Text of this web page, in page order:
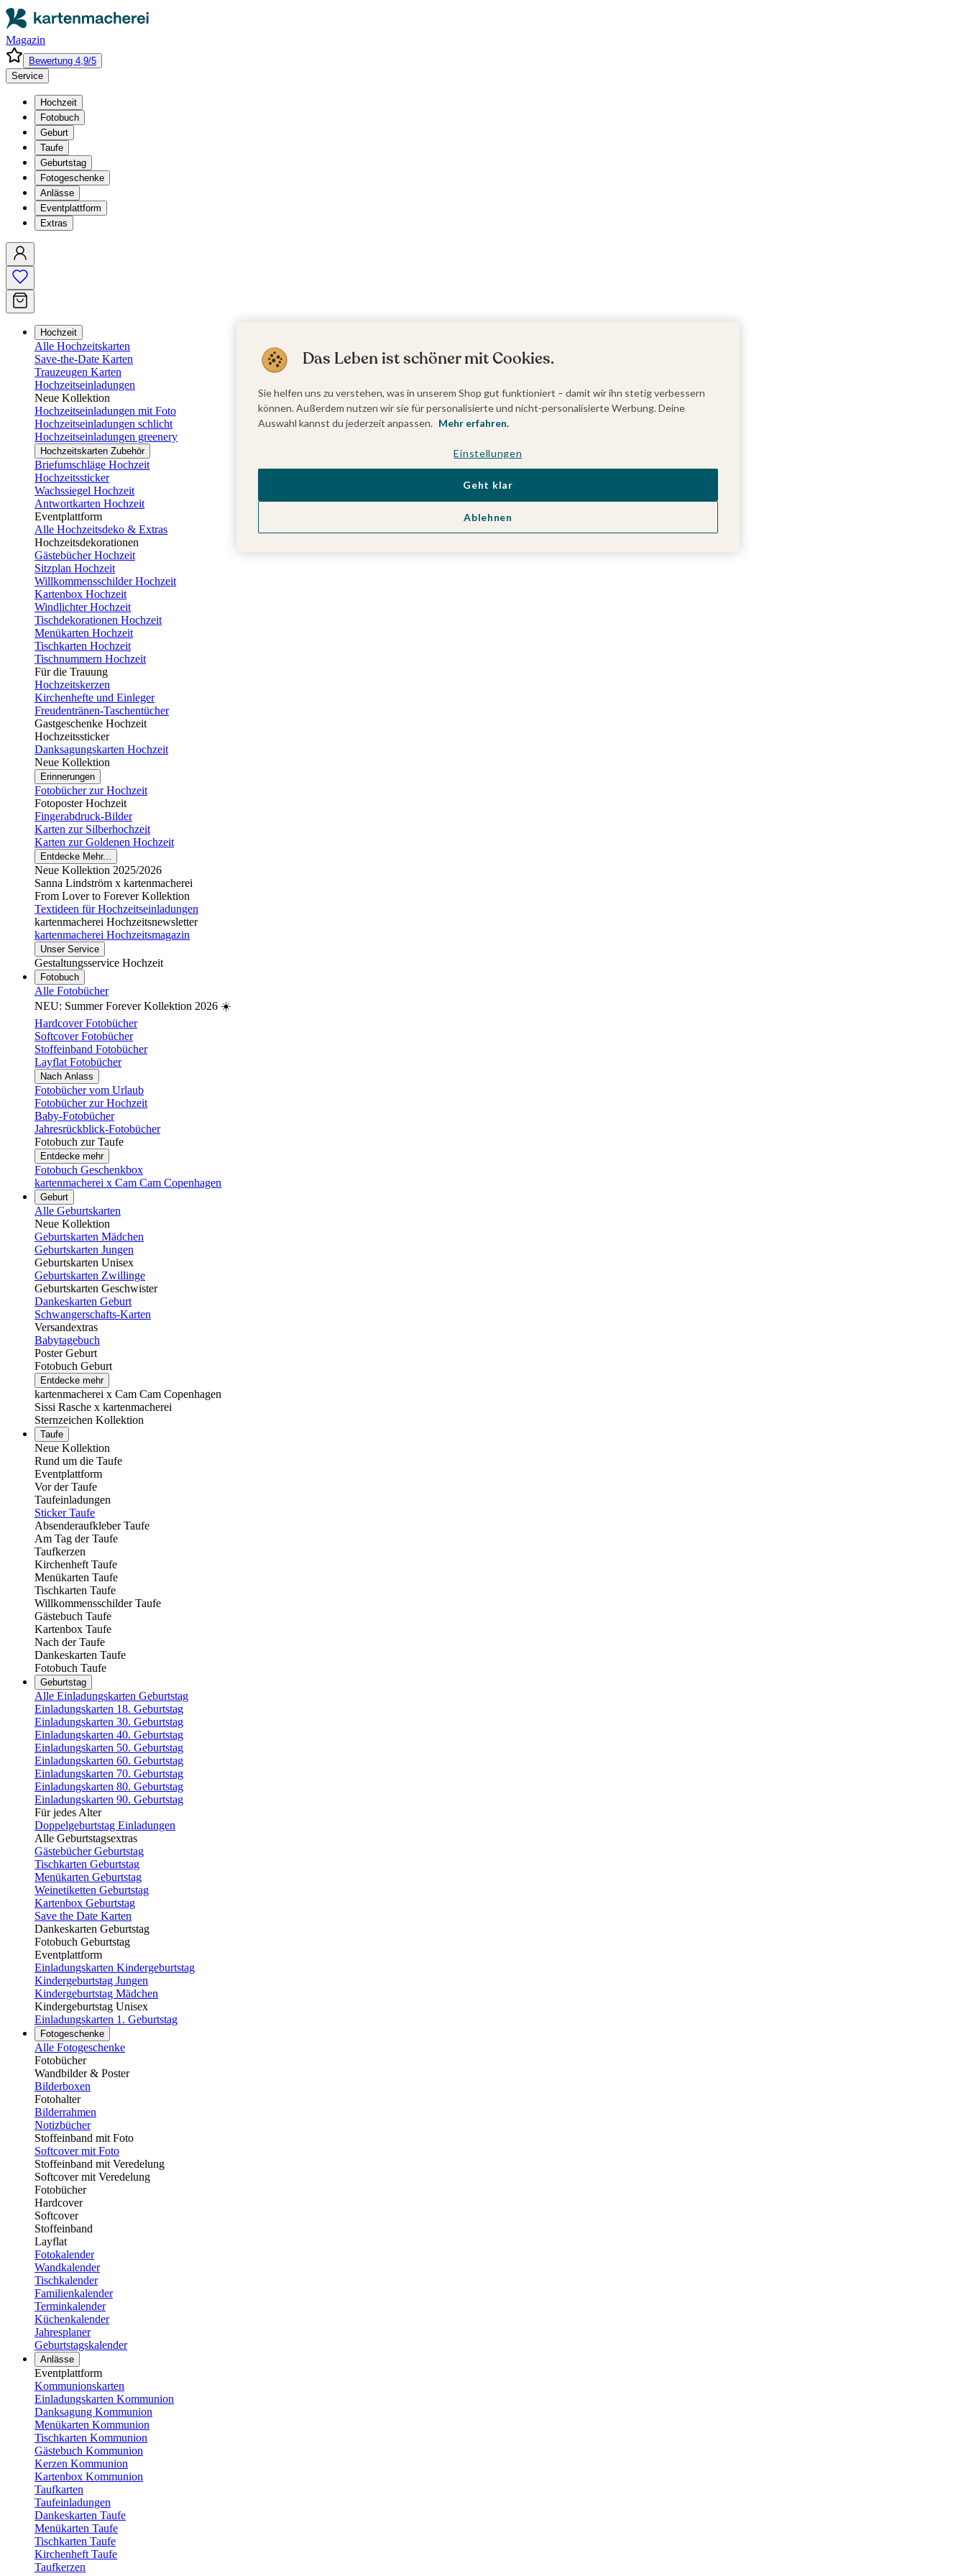
Magazin
Bewertung 4,9/5
Service
Hochzeit
Fotobuch
Geburt
Taufe
Geburtstag
Fotogeschenke
Anlässe
Eventplattform
Extras
Hochzeit
Alle Hochzeitskarten
Save-the-Date Karten
Trauzeugen Karten
Hochzeitseinladungen
Neue Kollektion
Hochzeitseinladungen mit Foto
Hochzeitseinladungen schlicht
Hochzeitseinladungen greenery
Hochzeitskarten Zubehör
Briefumschläge Hochzeit
Hochzeitssticker
Wachssiegel Hochzeit
Antwortkarten Hochzeit
Eventplattform
Alle Hochzeitsdeko & Extras
Hochzeitsdekorationen
Gästebücher Hochzeit
Sitzplan Hochzeit
Willkommensschilder Hochzeit
Kartenbox Hochzeit
Windlichter Hochzeit
Tischdekorationen Hochzeit
Menükarten Hochzeit
Tischkarten Hochzeit
Tischnummern Hochzeit
Für die Trauung
Hochzeitskerzen
Kirchenhefte und Einleger
Freudentränen-Taschentücher
Gastgeschenke Hochzeit
Hochzeitssticker
Danksagungskarten Hochzeit
Neue Kollektion
Erinnerungen
Fotobücher zur Hochzeit
Fotoposter Hochzeit
Fingerabdruck-Bilder
Karten zur Silberhochzeit
Karten zur Goldenen Hochzeit
Entdecke Mehr...
Neue Kollektion 2025/2026
Sanna Lindström x kartenmacherei
From Lover to Forever Kollektion
Textideen für Hochzeitseinladungen
kartenmacherei Hochzeitsnewsletter
kartenmacherei Hochzeitsmagazin
Unser Service
Gestaltungsservice Hochzeit
Fotobuch
Alle Fotobücher
NEU: Summer Forever Kollektion 2026 ☀️
Hardcover Fotobücher
Softcover Fotobücher
Stoffeinband Fotobücher
Layflat Fotobücher
Nach Anlass
Fotobücher vom Urlaub
Fotobücher zur Hochzeit
Baby-Fotobücher
Jahresrückblick-Fotobücher
Fotobuch zur Taufe
Entdecke mehr
Fotobuch Geschenkbox
kartenmacherei x Cam Cam Copenhagen
Geburt
Alle Geburtskarten
Neue Kollektion
Geburtskarten Mädchen
Geburtskarten Jungen
Geburtskarten Unisex
Geburtskarten Zwillinge
Geburtskarten Geschwister
Dankeskarten Geburt
Schwangerschafts-Karten
Versandextras
Babytagebuch
Poster Geburt
Fotobuch Geburt
Entdecke mehr
kartenmacherei x Cam Cam Copenhagen
Sissi Rasche x kartenmacherei
Sternzeichen Kollektion
Taufe
Neue Kollektion
Rund um die Taufe
Eventplattform
Vor der Taufe
Taufeinladungen
Sticker Taufe
Absenderaufkleber Taufe
Am Tag der Taufe
Taufkerzen
Kirchenheft Taufe
Menükarten Taufe
Tischkarten Taufe
Willkommensschilder Taufe
Gästebuch Taufe
Kartenbox Taufe
Nach der Taufe
Dankeskarten Taufe
Fotobuch Taufe
Geburtstag
Alle Einladungskarten Geburtstag
Einladungskarten 18. Geburtstag
Einladungskarten 30. Geburtstag
Einladungskarten 40. Geburtstag
Einladungskarten 50. Geburtstag
Einladungskarten 60. Geburtstag
Einladungskarten 70. Geburtstag
Einladungskarten 80. Geburtstag
Einladungskarten 90. Geburtstag
Für jedes Alter
Doppelgeburtstag Einladungen
Alle Geburtstagsextras
Gästebücher Geburtstag
Tischkarten Geburtstag
Menükarten Geburtstag
Weinetiketten Geburtstag
Kartenbox Geburtstag
Save the Date Karten
Dankeskarten Geburtstag
Fotobuch Geburtstag
Eventplattform
Einladungskarten Kindergeburtstag
Kindergeburtstag Jungen
Kindergeburtstag Mädchen
Kindergeburtstag Unisex
Einladungskarten 1. Geburtstag
Fotogeschenke
Alle Fotogeschenke
Fotobücher
Wandbilder & Poster
Bilderboxen
Fotohalter
Bilderrahmen
Notizbücher
Stoffeinband mit Foto
Softcover mit Foto
Stoffeinband mit Veredelung
Softcover mit Veredelung
Fotobücher
Hardcover
Softcover
Stoffeinband
Layflat
Fotokalender
Wandkalender
Tischkalender
Familienkalender
Terminkalender
Küchenkalender
Jahresplaner
Geburtstagskalender
Anlässe
Eventplattform
Kommunionskarten
Einladungskarten Kommunion
Danksagung Kommunion
Menükarten Kommunion
Tischkarten Kommunion
Gästebuch Kommunion
Kerzen Kommunion
Kartenbox Kommunion
Taufkarten
Taufeinladungen
Dankeskarten Taufe
Menükarten Taufe
Tischkarten Taufe
Kirchenheft Taufe
Taufkerzen
Das Leben ist schöner mit Cookies.
Sie helfen uns zu verstehen, was in unserem Shop gut funktioniert – damit wir ihn stetig verbessern
können. Außerdem nutzen wir sie für personalisierte und nicht-personalisierte Werbung. Deine
Auswahl kannst du jederzeit anpassen. Mehr erfahren.
Einstellungen
Ablehnen
Geht klar